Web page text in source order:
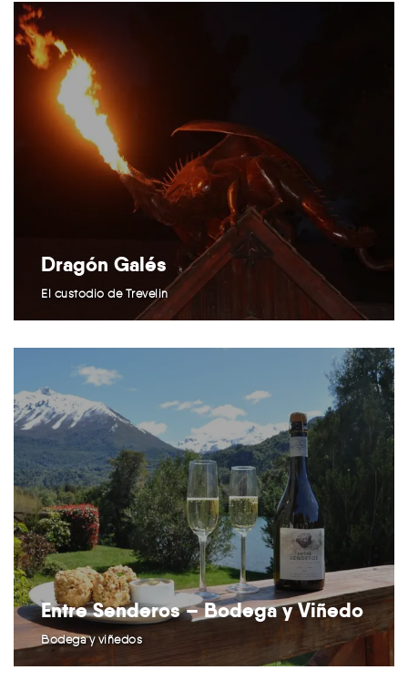
Dragón Galés
El custodio de Trevelin
Entre Senderos – Bodega y Viñedo
Bodega y viñedos